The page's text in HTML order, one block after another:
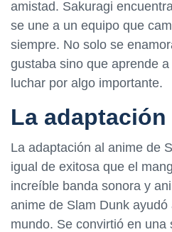
amistad. Sakuragi
se une a un equipo que
siempre. No solo se
gustaba sino que aprende
luchar por algo importante.
La adaptación
La adaptación al anime de
igual de exitosa que el
increíble banda sonora y
anime de Slam Dunk
mundo. Se convirtió en una